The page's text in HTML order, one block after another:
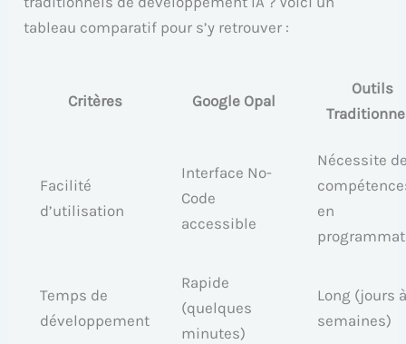
tableau comparatif pour s’y retrouver :
Critères Google Opal
Outils
Facilité
d’utilisation
Interface No-
Code
accessible
Nécessite
en
Temps de
développement
Rapide
(quelques
minutes)
Long (jours
semaines)